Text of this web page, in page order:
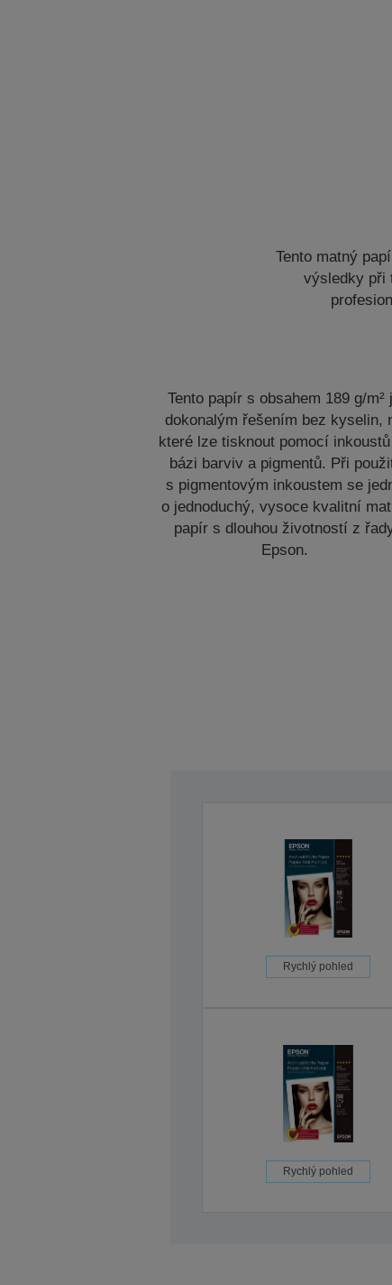
Tento matný
výsledky při
Tento papír s obsahem 189 g/m²
dokonalým řešením bez kyselin,
které lze tisknout pomocí
bázi barviv a pigmentů. Při
s pigmentovým inkoustem se
o jednoduchý, vysoce kvalitní
papír s dlouhou životností z
Epson.
Rychlý pohled
Rychlý pohled